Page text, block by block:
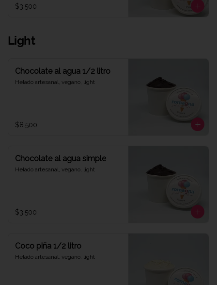
$3.500
Light
Chocolate al agua 1/2 litro
Helado artesanal, vegano, light
$8.500
Chocolate al agua simple
Helado artesanal, vegano, light
$3.500
Coco piña 1/2 litro
Helado artesanal, vegano, light